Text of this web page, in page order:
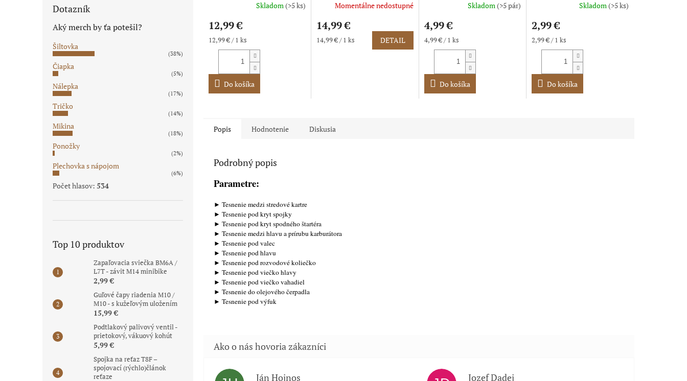
Dotazník
Aký merch by ťa potešil?
Šiltovka
(38%)
Čiapka
(5%)
Nálepka
(17%)
Tričko
(14%)
Mikina
(18%)
Ponožky
(2%)
Plechovka s nápojom
(6%)
Počet hlasov: 534
Top 10 produktov
Zapaľovacia sviečka BM6A /
L7T - závit M14 minibike
2,99 €
Guľové čapy riadenia M10 /
M10 - s kužeľovým uložením
15,99 €
Podtlakový palivový ventil -
prietokový, vákuový kohút
5,99 €
Spojka na reťaz T8F –
spojovací (rýchlo)článok
reťaze
produktu
je
5,0
hviezdičiek.
Skladom(>5 ks)
12,99 €
Jednotková
cena:
12,99 € / 1 ks
Do košíka
Momentálne nedostupné
14,99 €
Jednotková
14,99 € / 1 ks DETAIL
Skladom(>5 pár)
4,99 €
Jednotková
cena:
4,99 € / 1 ks
Do košíka
Skladom(>5 ks)
2,99 €
Jednotková
cena:
2,99 € / 1 ks
Do košíka
Popis Hodnotenie Diskusia
Podrobný popis
Parametre:
► Tesnenie medzi stredové kartre
► Tesnenie pod kryt spojky
► Tesnenie pod kryt spodného štartéra
► Tesnenie medzi hlavu a prírubu karburátora
► Tesnenie pod valec
► Tesnenie pod hlavu
► Tesnenie pod rozvodové koliečko
► Tesnenie pod viečko hlavy
► Tesnenie pod viečko vahadiel
► Tesnenie do olejového čerpadla
► Tesnenie pod výfuk
Ján Hojnos Jozef Dadej